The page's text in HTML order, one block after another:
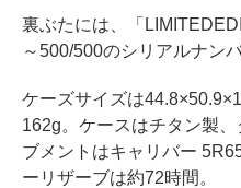
裏ぶたには、「
～500/500のシリアルナン
ケーズサイズは
162g。ケースはチタン製
ブメントはキャリバー
ーリザーブは約72時間。